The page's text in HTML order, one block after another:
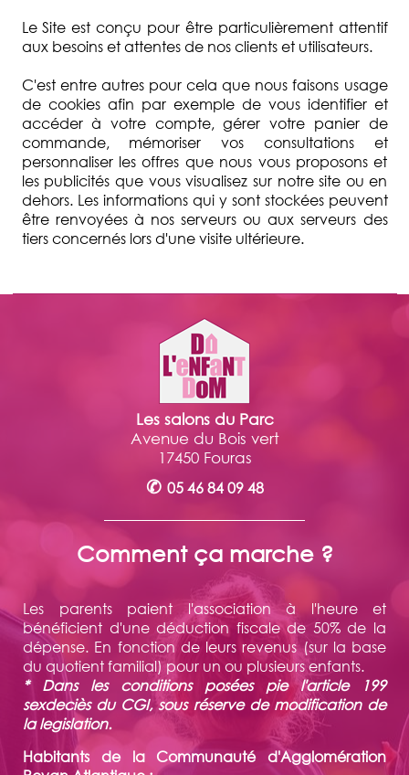
Le Site est conçu pour être particulièrement attentif
aux besoins et attentes de nos clients et utilisateurs.
C'est entre autres pour cela que nous faisons usage
de cookies afin par exemple de vous identifier et
accéder à votre compte, gérer votre panier de
commande, mémoriser vos consultations et
personnaliser les offres que nous vous proposons et
les publicités que vous visualisez sur notre site ou en
dehors. Les informations qui y sont stockées peuvent
être renvoyées à nos serveurs ou aux serveurs des
tiers concernés lors d'une visite ultérieure.
Les salons du Parc
Avenue du Bois vert
17450 Fouras
✆ 05 46 84 09 48
Comment ça marche ?
Les parents paient l'association à l'heure et
bénéficient d'une déduction fiscale de 50% de la
dépense. En fonction de leurs revenus (sur la base
du quotient familial) pour un ou plusieurs enfants.
* Dans les conditions posées pie l'article 199
sexdeciès du CGI, sous réserve de modification de
la legislation.
Habitants de la Communauté d'Agglomération